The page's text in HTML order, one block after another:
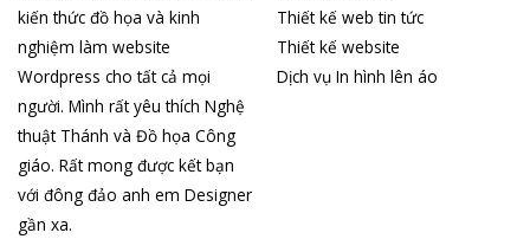
Vì sao Trường Giang có biệt danh &amp;apos;Mười
Khó&amp;apos;?
Tôi vô cùng sốc khi phát hiện bí mật của người yêu và chị
gái
Đạo diễn &amp;apos;Spider-Man: Brand New
Day&amp;apos; lên tiếng về tin đồn liên quan đến Thành
Long